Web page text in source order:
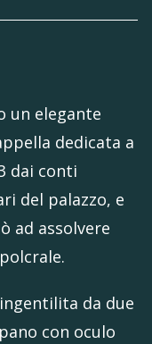
un elegante
dedicata a
dai conti
del palazzo, e
ad assolvere
da due
con oculo